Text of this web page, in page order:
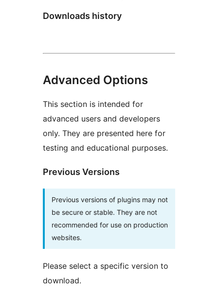
Downloads history
Advanced Options
This section is intended for
advanced users and developers
only. They are presented here for
testing and educational purposes.
Previous Versions
Previous versions of plugins may not
be secure or stable. They are not
recommended for use on production
websites.
Please select a specific version to
download.